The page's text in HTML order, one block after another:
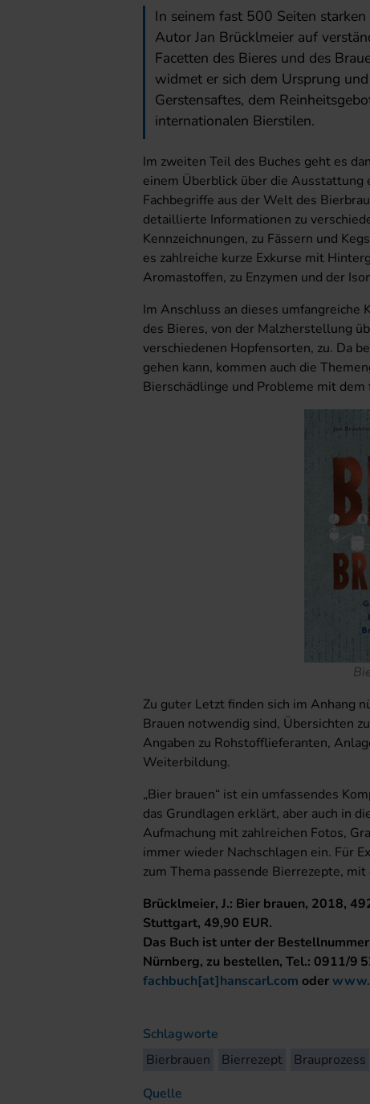
In seinem fast 500 Seiten
Autor Jan Brückl­meier auf
Facetten des Bieres und des
widmet er sich dem Ursprung
Gerstensaftes, dem
internationalen Bierstilen.
Im zweiten Teil des Buches geht es
einem Überblick über die Ausstattung
Fachbegriffe aus der Welt des
detaillierte Informationen zu
Kennzeichnungen, zu Fässern und
es zahlreiche kurze Exkurse mit
Aromastoffen, zu Enzymen und der
Im Anschluss an dieses
des Bieres, von der Malzherstellung
verschiedenen Hopfensorten, zu. Da
gehen kann, kommen auch die
Bierschädlinge und Probleme mit
Zu guter Letzt finden sich im Anhang
Brauen notwendig sind, Übersichten
Angaben zu Rohstofflieferanten,
Weiterbildung.
„Bier brauen“ ist ein umfassendes
das Grundlagen erklärt, aber auch in
Aufmachung mit zahlreichen Fotos,
immer wieder Nachschlagen ein. Für
zum Thema passende Bierrezepte,
Brücklmeier, J.: Bier brauen, 2018,
Stuttgart, 49,90 EUR.
Das Buch ist unter der
Nürnberg, zu bestellen, Tel.: 0911/9
fachbuch[at]hanscarl.com oder
Schlagworte
Bierbrauen
Bierrezept Brauprozess
Quelle